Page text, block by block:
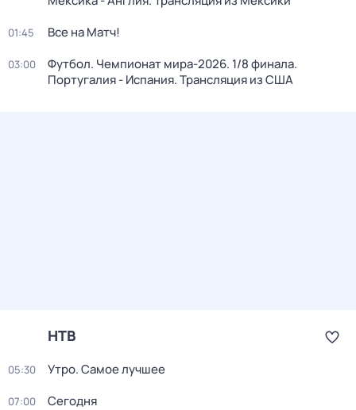
01:45 Все на Матч!
03:00
Футбол. Чемпионат мира-2026. 1/8 финала.
Португалия - Испания. Трансляция из США
НТВ
05:30 Утро. Самое лучшее
07:00 Сегодня